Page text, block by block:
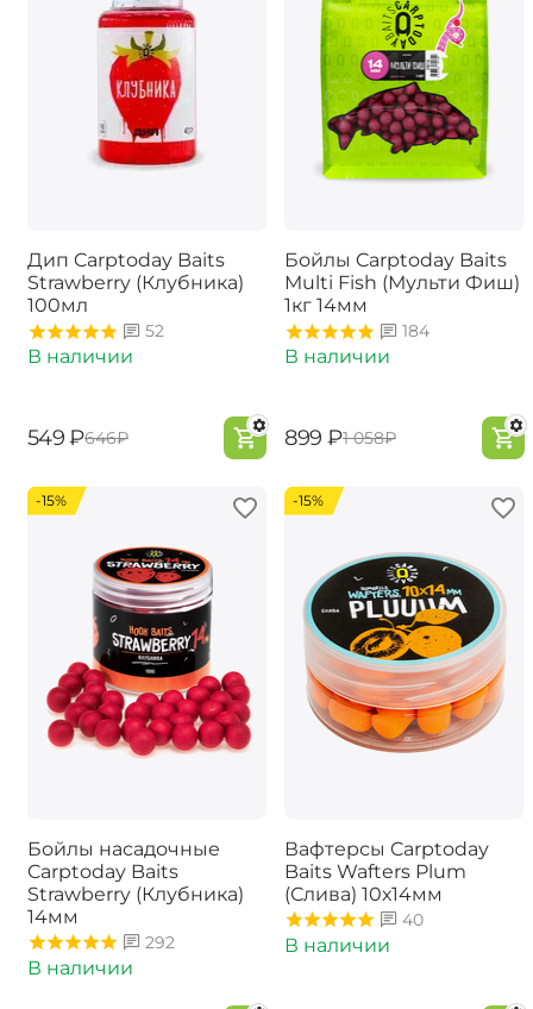
Дип Carptoday Baits
Strawberry (Клубника)
100мл
52
В наличии
‍549‍ ₽‍646‍₽
Бойлы Carptoday Baits
Multi Fish (Мульти Фиш)
1кг 14мм
184
В наличии
‍899‍ ₽‍1 058‍₽
-15%
Бойлы насадочные
Carptoday Baits
Strawberry (Клубника)
14мм
292
В наличии
-15%
Вафтерсы Carptoday
Baits Wafters Plum
(Слива) 10х14мм
40
В наличии